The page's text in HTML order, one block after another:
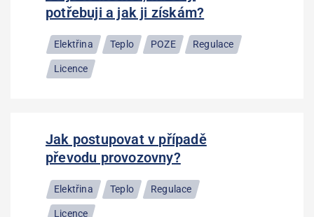
potřebuji a jak ji získám?
Elektřina Teplo POZE Regulace
Licence
Jak postupovat v případě
převodu provozovny?
Elektřina Teplo Regulace
Licence